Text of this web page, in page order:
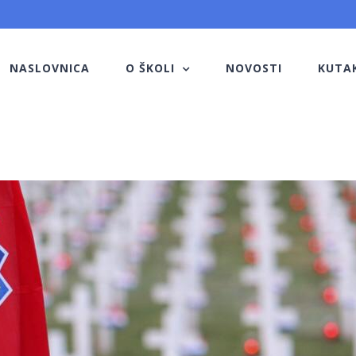
NASLOVNICA O ŠKOLI NOVOSTI